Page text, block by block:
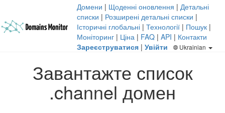
Домени | Щоденні оновлення | Детальні
списки | Розширені детальні списки |
Історичні глобальні | Технології | Пошук |
Моніторинг | Ціна | FAQ | API | Контакти
Зареєструватися | Увійти Ukrainian
Завантажте список
.channel домен